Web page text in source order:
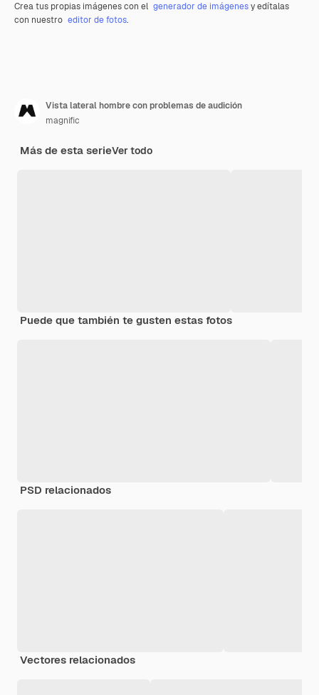
Crea tus propias imágenes con el generador de imágenesy edítalas
con nuestro editor de fotos.
Vista lateral hombre con problemas de audición
magnific
Más de esta serieVer todo
Puede que también te gusten estas fotos
PSD relacionados
Vectores relacionados